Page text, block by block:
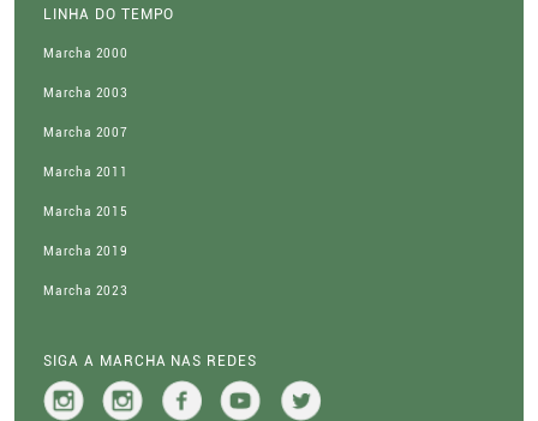
LINHA DO TEMPO
Marcha 2000
Marcha 2003
Marcha 2007
Marcha 2011
Marcha 2015
Marcha 2019
Marcha 2023
SIGA A MARCHA NAS REDES